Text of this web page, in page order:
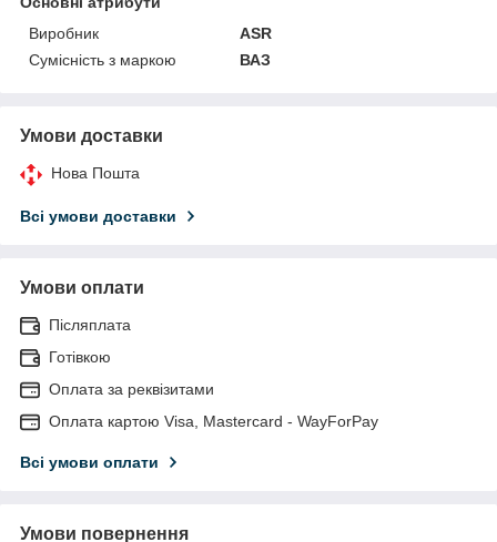
Виробник
ASR
Сумісність з маркою
ВАЗ
Умови доставки
Нова Пошта
Всі умови доставки
Умови оплати
Післяплата
Готівкою
Оплата за реквізитами
Оплата картою Visa, Mastercard - WayForPay
Всі умови оплати
Умови повернення